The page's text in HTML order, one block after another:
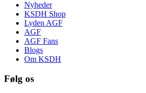
Nyheder
KSDH Shop
Lyden AGF
AGF
AGF Fans
Blogs
Om KSDH
Følg os